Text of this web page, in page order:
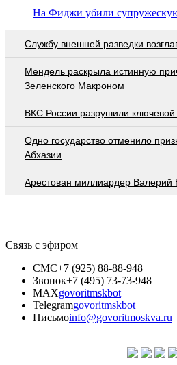
На Фиджи убили
Службу внешней разведки
Мендель раскрыла истинную
Зеленского Макроном
ВКС России разрушили
Одно государство отменило
Абхазии
Арестован миллиардер Валерий
Связь с эфиром
СМС+7 (925) 88-88-948
Звонок+7 (495) 73-73-948
MAXgovoritmskbot
Telegramgovoritmskbot
Письмоinfo@govoritmoskva.ru